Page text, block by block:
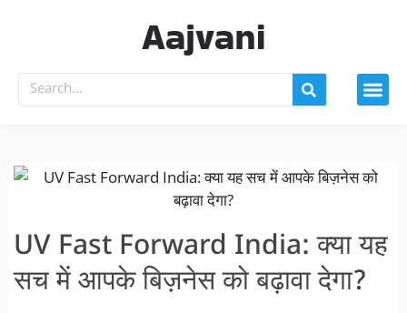
Aajvani
UV Fast Forward India: क्या यह
सच में आपके बिज़नेस को बढ़ावा देगा?